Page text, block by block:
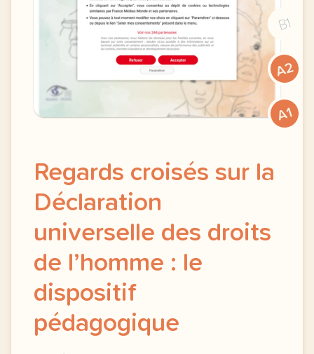
B1
A2
A1
Regards croisés sur la
Déclaration
universelle des droits
de l’homme : le
dispositif
pédagogique